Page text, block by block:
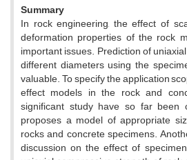
Summary
In rock engineering, the effect of
deformation properties of the rock
important issues. Prediction of
different diameters using the
valuable. To specify the application
effect models in the rock and
significant study have so far been
proposes a model of appropriate
rocks and concrete specimens.
discussion on the effect of